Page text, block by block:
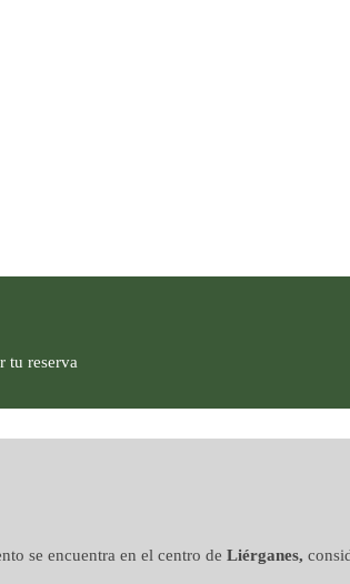
tu reserva
se encuentra en el centro de Liérganes,